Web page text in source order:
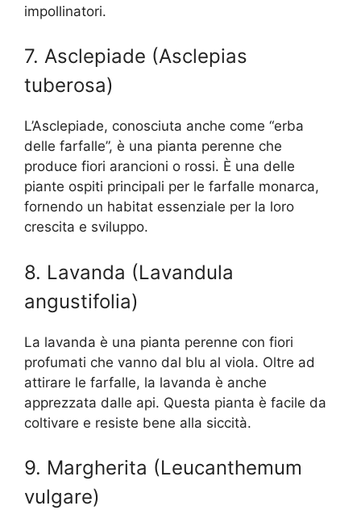
impollinatori.
7. Asclepiade (Asclepias
tuberosa)
L’Asclepiade, conosciuta anche come “erba
delle farfalle”, è una pianta perenne che
produce fiori arancioni o rossi. È una delle
piante ospiti principali per le farfalle monarca,
fornendo un habitat essenziale per la loro
crescita e sviluppo.
8. Lavanda (Lavandula
angustifolia)
La lavanda è una pianta perenne con fiori
profumati che vanno dal blu al viola. Oltre ad
attirare le farfalle, la lavanda è anche
apprezzata dalle api. Questa pianta è facile da
coltivare e resiste bene alla siccità.
9. Margherita (Leucanthemum
vulgare)